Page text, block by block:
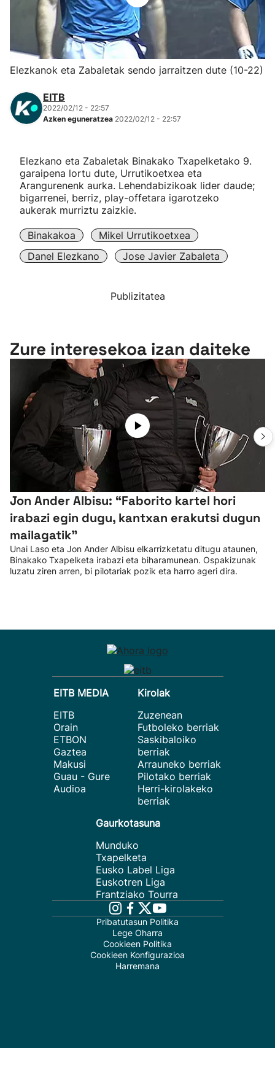
Herri-kirolak
Eskubaloia
Atletismoa
Mendi-lasterketak
Kirol gehiago
Elezkanok eta Zabaletak sendo jarraitzen dute (10-22)
EITB
2022/02/12 - 22:57
Azken eguneratzea 2022/02/12 - 22:57
Elezkano eta Zabaletak Binakako Txapelketako 9.
garaipena lortu dute, Urrutikoetxea eta
Arangurenenk aurka. Lehendabizikoak lider daude;
bigarrenei, berriz, play-offetara igarotzeko
aukerak murriztu zaizkie.
Binakakoa
Mikel Urrutikoetxea
Danel Elezkano
Jose Javier Zabaleta
Publizitatea
Zure interesekoa izan daiteke
Jon Ander Albisu: “Faborito kartel hori
irabazi egin dugu, kantxan erakutsi dugun
mailagatik”
Unai Laso eta Jon Ander Albisu elkarrizketatu ditugu ataunen,
Binakako Txapelketa irabazi eta biharamunean. Ospakizunak
luzatu ziren arren, bi pilotariak pozik eta harro ageri dira.
EITB MEDIA
EITB
Orain
ETBON
Gaztea
Makusi
Guau - Gure
Audioa
Kirolak
Zuzenean
Futboleko berriak
Saskibaloiko
berriak
Arrauneko berriak
Pilotako berriak
Herri-kirolakeko
berriak
Gaurkotasuna
Munduko
Txapelketa
Eusko Label Liga
Euskotren Liga
Frantziako Tourra
Pribatutasun Politika
Lege Oharra
Cookieen Politika
Cookieen Konfigurazioa
Harremana